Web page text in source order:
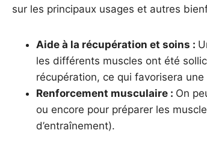
sur les principaux usages et autres
Aide à la récupération et soins :
les différents muscles ont été
récupération, ce qui favorisera
Renforcement musculaire : On
ou encore pour préparer les
d’entraînement).